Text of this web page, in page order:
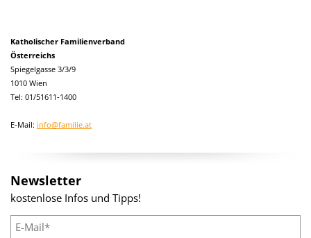
Katholischer Familienverband
Österreichs
Spiegelgasse 3/3/9
1010 Wien
Tel: 01/51611-1400
E-Mail: info@familie.at
Newsletter
kostenlose Infos und Tipps!